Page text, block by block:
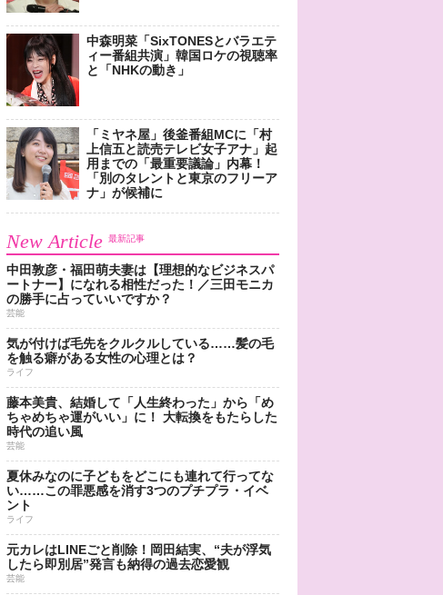
中森明菜「SixTONESとバラエテ
ィー番組共演」韓国ロケの視聴率
と「NHKの動き」
「ミヤネ屋」後釜番組MCに「村
上信五と読売テレビ女子アナ」起
用までの「最重要議論」内幕！
「別のタレントと東京のフリーア
ナ」が候補に
New Article 最新記事
中田敦彦・福田萌夫妻は【理想的なビジネスパ
ートナー】になれる相性だった！／三田モニカ
の勝手に占っていいですか？
芸能
気が付けば毛先をクルクルしている……髪の毛
を触る癖がある女性の心理とは？
ライフ
藤本美貴、結婚して「人生終わった」から「め
ちゃめちゃ運がいい」に！ 大転換をもたらした
時代の追い風
芸能
夏休みなのに子どもをどこにも連れて行ってな
い……この罪悪感を消す3つのプチプラ・イベ
ント
ライフ
元カレはLINEごと削除！岡田結実、“夫が浮気
したら即別居”発言も納得の過去恋愛観
芸能